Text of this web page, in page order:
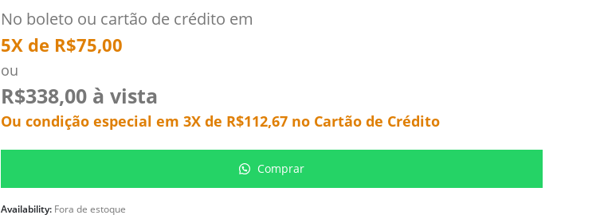
No boleto ou cartão de crédito em
5X de R$75,00
ou
R$338,00 à vista
Ou condição especial em 3X de R$112,67 no Cartão de Crédito
Comprar
Availability: Fora de estoque